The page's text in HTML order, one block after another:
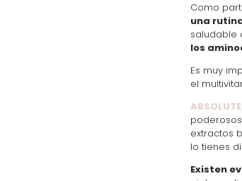
Como
una
saludable
los
Es muy
el
extractos
lo tienes
Existen